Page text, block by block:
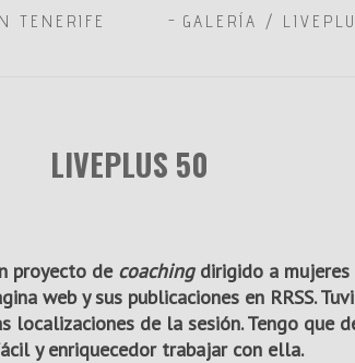
TENERIFE GALERÍA /
LIVEPLUS 50
proyecto de coaching dirigido a
web y sus publicaciones en RRSS.
de la sesión. Tengo que
y enriquecedor trabajar con ella.